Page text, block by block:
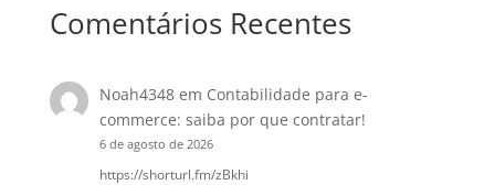
Comentários Recentes
Noah4348 em Contabilidade para e-
commerce: saiba por que contratar!
6 de agosto de 2026
https://shorturl.fm/zBkhi